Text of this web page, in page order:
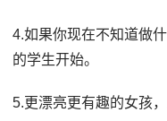
4.如果你现在不知道做
的学生开始。
5.更漂亮更有趣的女孩